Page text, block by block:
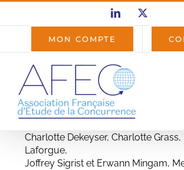
Passer
LinkedIn
MON COMPTE
Charlotte Dekeyser, Charlotte Grass,
Laforgue,
Joffrey Sigrist et Erwann Mingam,